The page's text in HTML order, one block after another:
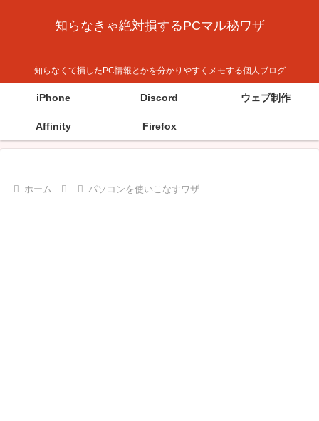
知らなきゃ絶対損するPCマル秘ワザ
知らなくて損したPC情報とかを分かりやすくメモする個人ブログ
iPhone Discord ウェブ制作
Affinity Firefox
ホーム パソコンを使いこなすワザ